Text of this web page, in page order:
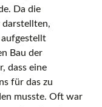
Da die
darstellten,
Bau der
dass eine
für das zu
musste. Oft war